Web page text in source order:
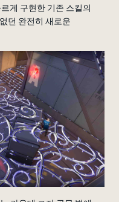
게 구현한 기존 스킬의
던 완전히 새로운